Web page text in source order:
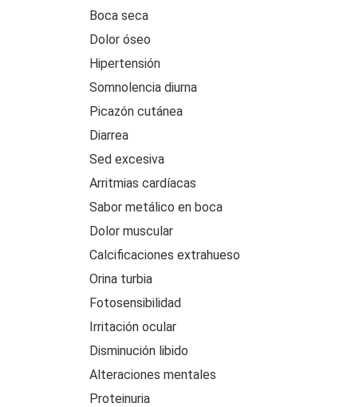
Boca seca
Dolor óseo
Hipertensión
Somnolencia diurna
Picazón cutánea
Diarrea
Sed excesiva
Arritmias cardíacas
Sabor metálico en boca
Dolor muscular
Calcificaciones extrahueso
Orina turbia
Fotosensibilidad
Irritación ocular
Disminución libido
Alteraciones mentales
Proteinuria